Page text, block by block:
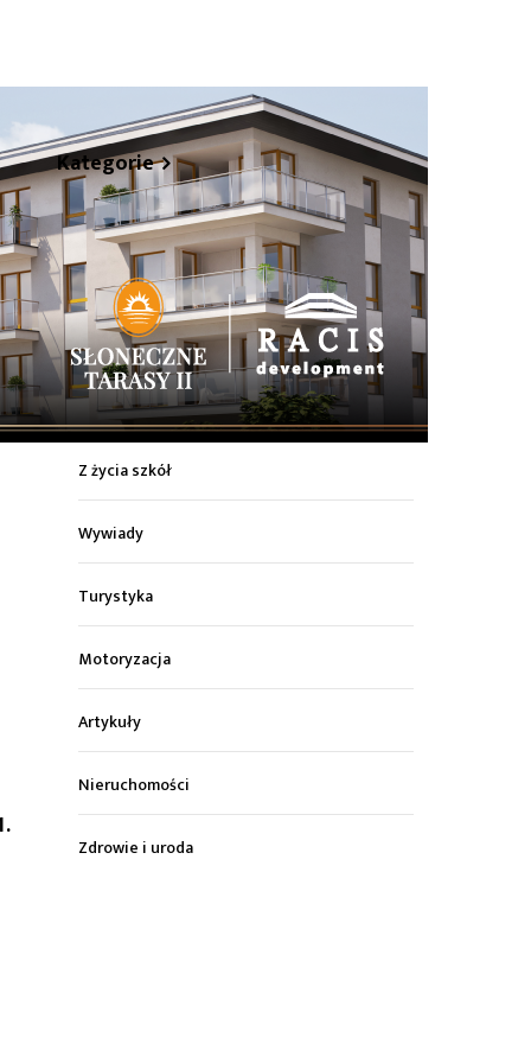
Kategorie
Z życia miasta
Sport
Kultura
Wiadomości z regionu
Z życia szkół
Wywiady
Turystyka
Motoryzacja
Artykuły
Nieruchomości
Zdrowie i uroda